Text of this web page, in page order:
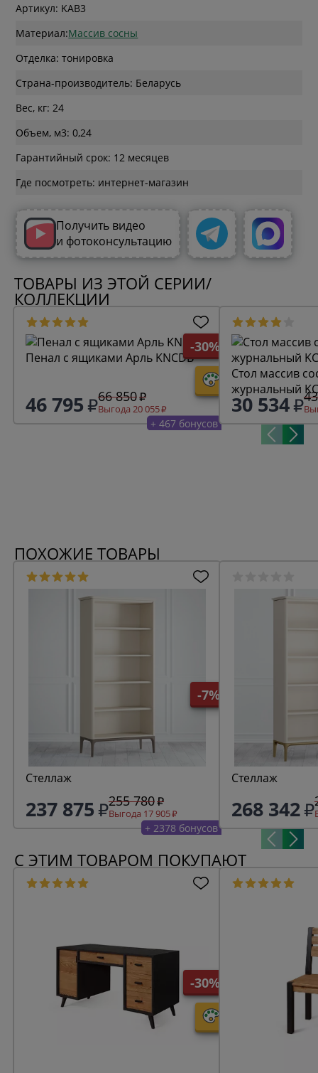
Артикул: KAB3
Материал:Массив сосны
Отделка: тонировка
Страна-производитель: Беларусь
Вес, кг: 24
Объем, м3: 0,24
Гарантийный срок: 12 месяцев
Где посмотреть: интернет-магазин
Получить видео
и фотоконсультацию
ТОВАРЫ ИЗ ЭТОЙ СЕРИИ/
КОЛЛЕКЦИИ
-30%
Пенал с ящиками Арль KNCDB
46 795 66 850
Выгода 20 055
+ 467 бонусов
Стол массив
журнальный
30 534
ПОХОЖИЕ ТОВАРЫ
-7%
Стеллаж
237 875 255 780
Выгода 17 905
+ 2378 бонусов
Стеллаж
268 342
С ЭТИМ ТОВАРОМ ПОКУПАЮТ
-30%